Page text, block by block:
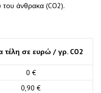
του άνθρακα (CO2).
τέλη σε ευρώ / γρ. CO2
0 €
0,90 €